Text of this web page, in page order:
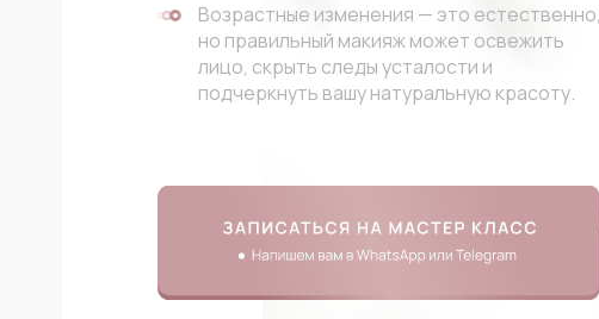
Возрастные изменения — это естественно,
но правильный макияж может освежить
лицо, скрыть следы усталости и
подчеркнуть вашу натуральную красоту.